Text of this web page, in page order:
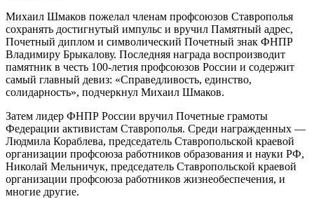
Михаил Шмаков пожелал членам профсоюзов Ставрополья
сохранять достигнутый импульс и вручил Памятный адрес,
Почетный диплом и символический Почетный знак ФНПР
Владимиру Брыкалову. Последняя награда воспроизводит
памятник в честь 100-летия профсоюзов России и содержит
самый главный девиз: «Справедливость, единство,
солидарность», подчеркнул Михаил Шмаков.
Затем лидер ФНПР России вручил Почетные грамоты
Федерации активистам Ставрополья. Среди награжденных —
Людмила Кораблева, председатель Ставропольской краевой
организации профсоюза работников образования и науки РФ,
Николай Мельничук, председатель Ставропольской краевой
организации профсоюза работников жизнеобеспечения, и
многие другие.